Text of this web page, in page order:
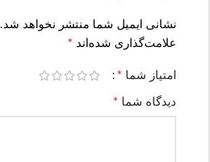
نشانی ایمیل شما منتشر نخواهد شد.
علامت‌گذاری شده‌اند *
امتیاز شما *
دیدگاه شما *